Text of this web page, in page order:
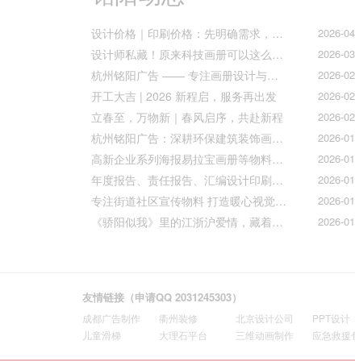
2026-
设计价格｜印刷价格：先明确需求，再精准报价
2026-
设计师私藏！原来科技画册可以这么好看！
2026-
杭州铭阳广告 —— 专注画册设计与文化墙全案落地
2026-
开工大吉 | 2026 新程启，服务再出发
2026-
立春至，万物新｜春风启序，共赴新程
2026-
杭州铭阳广告：深耕环保建筑装饰画册设计，赋能空间美学与可持续发展
2026-
高新企业系列海报易拉宝画册等物料火热上线
2026-
年度报告、责任报告、汇编设计印刷的宝子们集合！
2026-
专注街道社区宣传物料 打造暖心视觉传达
2026-
《骄阳似我》里的江浙沪爱情，藏着我们最懂的温柔与默契
友情链接（申请QQ 2031245303）
成都广告制作 衢州装修 北京设计公司 PPT设计
儿童滑梯
大理石平台 三维动画制作 应急救援